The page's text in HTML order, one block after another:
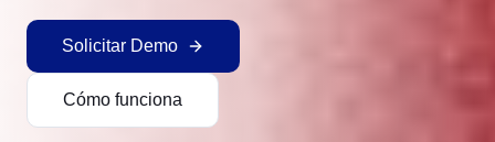
Solicitar Demo
Cómo funciona